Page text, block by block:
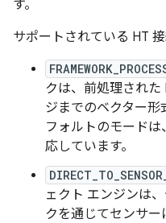
す。
サポートされている HT
クは、前処理された
ジまでのベクター形
フォルトのモード
応しています。
ェクト エンジンは
クを通じてセンサ